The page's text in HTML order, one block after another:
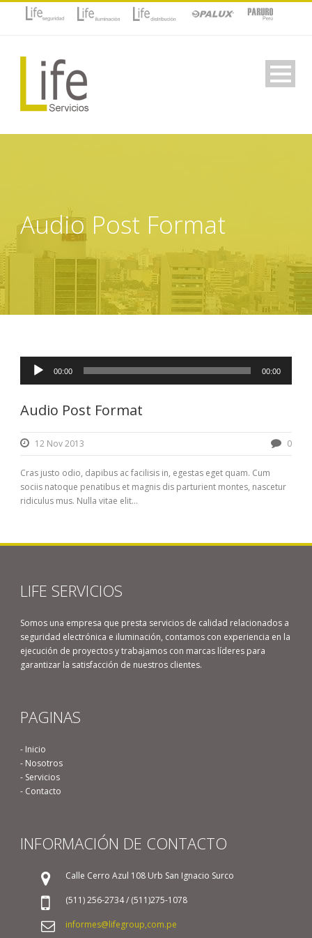
Audio Post Format
Reproductor
00:00 00:00
Audio Post Format
12 Nov 2013 0
Cras justo odio, dapibus ac facilisis in, egestas eget quam. Cum
sociis natoque penatibus et magnis dis parturient montes, nascetur
ridiculus mus. Nulla vitae elit...
LIFE SERVICIOS
Somos una empresa que presta servicios de calidad relacionados a
seguridad electrónica e iluminación, contamos con experiencia en la
ejecución de proyectos y trabajamos con marcas líderes para
garantizar la satisfacción de nuestros clientes.
PAGINAS
- Inicio
- Nosotros
- Servicios
- Contacto
INFORMACIÓN DE CONTACTO
Calle Cerro Azul 108 Urb San Ignacio Surco
(511) 256-2734 / (511)275-1078
informes@lifegroup,com.pe